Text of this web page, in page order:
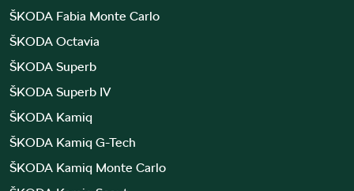
ŠKODA Fabia Monte Carlo
ŠKODA Octavia
ŠKODA Superb
ŠKODA Superb IV
ŠKODA Kamiq
ŠKODA Kamiq G-Tech
ŠKODA Kamiq Monte Carlo